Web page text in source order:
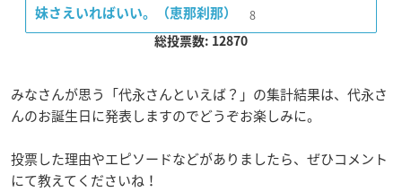
妹さえいればいい。（恵那刹那） 8
総投票数: 12870
みなさんが思う「代永さんといえば？」の集計結果は、代永さ
んのお誕生日に発表しますのでどうぞお楽しみに。
投票した理由やエピソードなどがありましたら、ぜひコメント
にて教えてくださいね！